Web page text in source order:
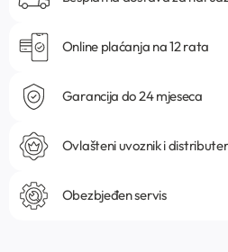
Online plaćanja na 12 rata
Garancija do 24 mjeseca
Ovlašteni uvoznik i distributer
Obezbjeđen servis